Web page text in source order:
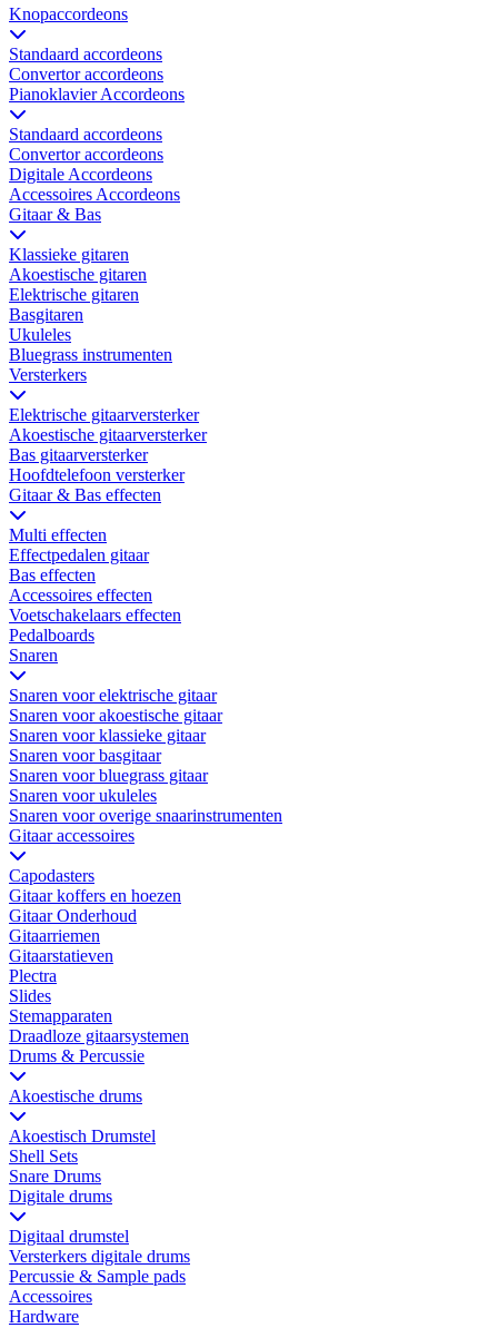
Knopaccordeons
Standaard accordeons
Convertor accordeons
Pianoklavier Accordeons
Standaard accordeons
Convertor accordeons
Digitale Accordeons
Accessoires Accordeons
Gitaar & Bas
Klassieke gitaren
Akoestische gitaren
Elektrische gitaren
Basgitaren
Ukuleles
Bluegrass instrumenten
Versterkers
Elektrische gitaarversterker
Akoestische gitaarversterker
Bas gitaarversterker
Hoofdtelefoon versterker
Gitaar & Bas effecten
Multi effecten
Effectpedalen gitaar
Bas effecten
Accessoires effecten
Voetschakelaars effecten
Pedalboards
Snaren
Snaren voor elektrische gitaar
Snaren voor akoestische gitaar
Snaren voor klassieke gitaar
Snaren voor basgitaar
Snaren voor bluegrass gitaar
Snaren voor ukuleles
Snaren voor overige snaarinstrumenten
Gitaar accessoires
Capodasters
Gitaar koffers en hoezen
Gitaar Onderhoud
Gitaarriemen
Gitaarstatieven
Plectra
Slides
Stemapparaten
Draadloze gitaarsystemen
Drums & Percussie
Akoestische drums
Akoestisch Drumstel
Shell Sets
Snare Drums
Digitale drums
Digitaal drumstel
Versterkers digitale drums
Percussie & Sample pads
Accessoires
Hardware